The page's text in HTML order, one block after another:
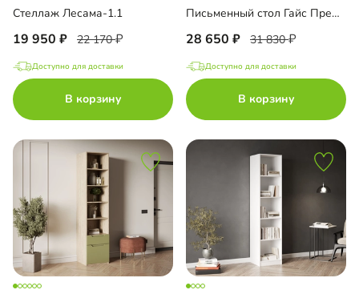
Стеллаж Лесама-1.1
19 950 22 170
Доступно для доставки
В корзину
Письменный стол Гайс Премиум
28 650 31 830
Доступно для доставки
В корзину